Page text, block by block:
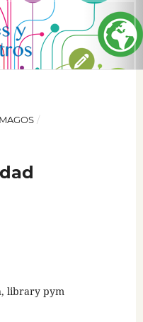
/
library pym